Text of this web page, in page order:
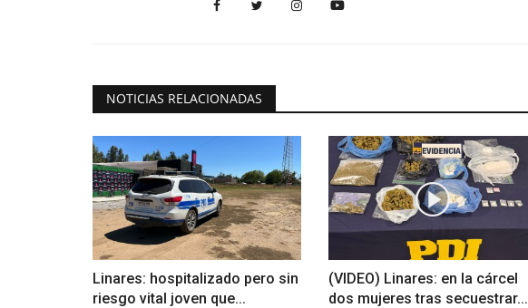
NOTICIAS RELACIONADAS
Linares: hospitalizado pero sin
riesgo vital joven que...
(VIDEO) Linares: en la cárcel
dos mujeres tras secuestrar...